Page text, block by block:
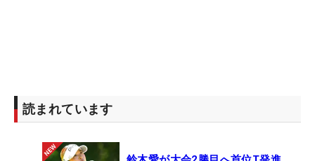
笹生優花
竹田麗央、西郷真央、渋野日向子
読まれています